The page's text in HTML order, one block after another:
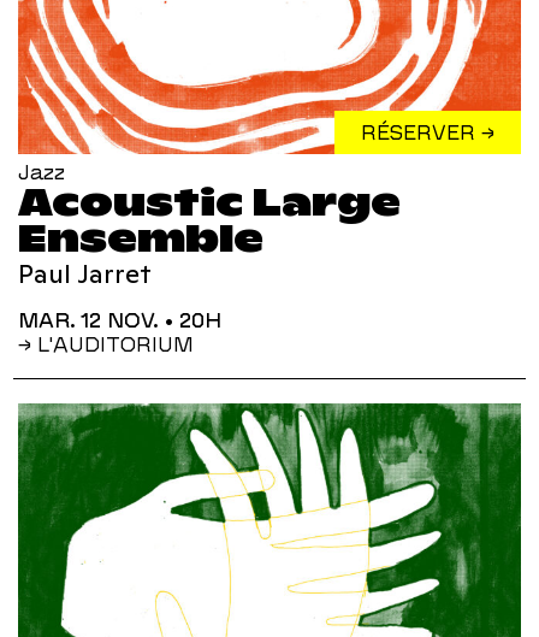
RÉSERVER →
Jazz
Acoustic Large
Ensemble
Paul Jarret
MAR. 12 NOV. • 20H
→ L'AUDITORIUM